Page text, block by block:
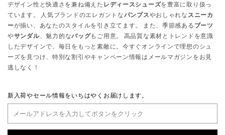
デザイン性と快適さを兼ね備えた レディースシューズを豊富に取り扱っ
ています。 人気ブランドのエレガントなパンプスやおしゃれな スニーカ
ーが揃い、あなたのスタイルを引き立てます。 また、季節感ある ブーツ
やサンダル、魅力的なバッグもご用意。 高品質な素材とトレンドを意識
したデザインで、毎日をもっと素敵に。今すぐオンラインで理想のシュ
ーズを見つけ、特別な割引やキャンペーン情報はメールマガジンをお見
逃しなく！
新入荷やセール情報をいちはやくお届けします。